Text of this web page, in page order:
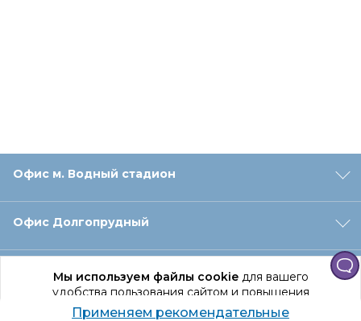
Мы используем файлы cookieдля вашего
удобства пользования сайтом и повышения
качества рекомендаций.
Офис м. Водный стадион
Офис Долгопрудный
Офис Санкт‑Петербург
Применяем рекомендательные